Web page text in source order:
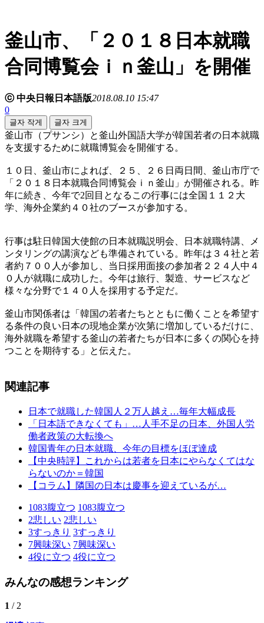
釜山市、「２０１８日本就職
合同博覧会ｉｎ釜山」を開催
ⓒ 中央日報日本語版2018.08.10 15:47
0
글자 작게 글자 크게
釜山市（プサンシ）と釜山外国語大学が韓国若者の日本就職
を支援するために就職博覧会を開催する。
１０日、釜山市によれば、２５、２６日両日間、釜山市庁で
「２０１８日本就職合同博覧会ｉｎ釜山」が開催される。昨
年に続き、今年で2回目となるこの行事には全国１１２大
学、海外企業約４０社のブースが参加する。
行事は駐日韓国大使館の日本就職説明会、日本就職特講、メ
ンタリングの講演なども準備されている。昨年は３４社と若
者約７００人が参加し、当日採用面接の参加者２２４人中４
０人が就職に成功した。今年は旅行、製造、サービスなど
様々な分野で１４０人を採用する予定だ。
釜山市関係者は「韓国の若者たちとともに働くことを希望す
る条件の良い日本の現地企業が次第に増加しているだけに、
海外就職を希望する釜山の若者たちが日本に多くの関心を持
つことを期待する」と伝えた。
関連記事
日本で就職した韓国人２万人越え…毎年大幅成長
「日本語できなくても」…人手不足の日本、外国人労
働者政策の大転換へ
韓国青年の日本就職、今年の目標をほぼ達成
【中央時評】これからは若者を日本にやらなくてはな
らないのか＝韓国
【コラム】隣国の日本は慶事を迎えているが…
1083腹立つ 1083腹立つ
2悲しい 2悲しい
3すっきり 3すっきり
7興味深い 7興味深い
4役に立つ 4役に立つ
みんなの感想ランキング
1 / 2